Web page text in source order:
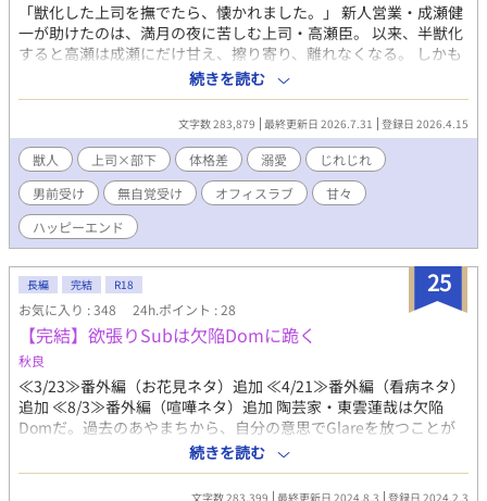
「獣化した上司を撫でたら、懐かれました。」 新人営業・成瀬健
一が助けたのは、満月の夜に苦しむ上司・高瀬臣。 以来、半獣化
すると高瀬は成瀬にだけ甘え、擦り寄り、離れなくなる。 しかも
昼間は、営業エースで色気だだ漏れの完璧上司。 撫でる、懐く、
嫉妬する、独占する。 そんな関係から始まった二人は、やがて恋
人となった。 クリスマスの夜、高瀬は完全に虎へと変貌してしま
う。 家族の愛と願いを受け止めながら、二人は絆を深め、共に暮
らし始める。 しかし――。 「懐いているだけなのか、本当に愛し
ているのか」 その答えを知るため、高瀬は成瀬と離れ、研究所で
半獣化コントロール訓練に挑む。 離れて初めて知る寂しさ。 必要
とされなくなることへの恐怖。 それでも二人は、“愛している”と
いう言葉を信じられるのか。 秘密を抱えた獣人上司との、お仕事
続きを読む
文字数 283,879 最終更新日 2026.7.31 登録日 2026.4.15
獣人 上司×部下 体格差 溺愛
じれじれ
男前受け
無自覚受け オフィスラブ
甘々
ハッピーエンド
25
長編 完結 R18
お気に入り : 348 24h.ポイント : 28
【完結】欲張りSubは欠陥Domに跪く
秋良
≪3/23≫番外編（お花見ネタ）追加 ≪4/21≫番外編（看病ネタ）
追加 ≪8/3≫番外編（喧嘩ネタ）追加 陶芸家・東雲蓮哉は欠陥
Domだ。過去のあやまちから、自分の意思でGlareを放つことが
できない「グレア不全症」を抱えている。 そんな東雲のもとにあ
る日、彼の作品を採用するためインテリアデザイン会社のイケメ
ン社員・久慈綾春が訪れる。 Subの久慈は仕事がデキると評判の
続きを読む
文字数 283,399 最終更新日 2024.8.3 登録日 2024.2.3